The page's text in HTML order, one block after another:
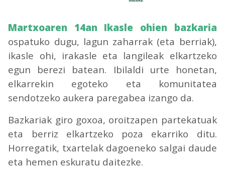
Martxoaren 14an Ikasle ohien bazkaria
ospatuko dugu, lagun zaharrak (eta berriak),
ikasle ohi, irakasle eta langileak elkartzeko
egun berezi batean. Ibilaldi urte honetan,
elkarrekin egoteko eta komunitatea
sendotzeko aukera paregabea izango da.
Bazkariak giro goxoa, oroitzapen partekatuak
eta berriz elkartzeko poza ekarriko ditu.
Horregatik, txartelak dagoeneko salgai daude
eta hemen eskuratu daitezke.